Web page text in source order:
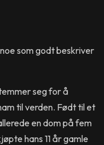
som godt beskriver
seg for å
til verden. Født til et
en dom på fem
hans 11 år gamle